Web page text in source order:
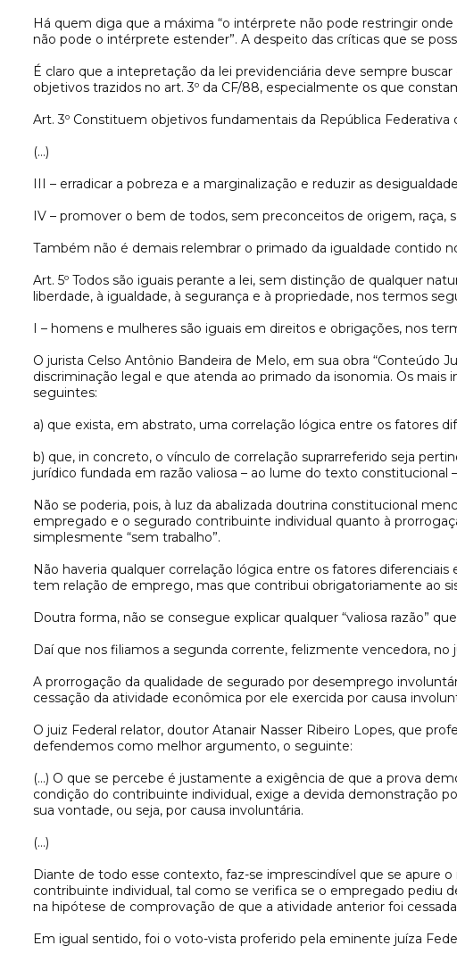
Há quem diga que a máxima “o intérprete não pode restringir
não pode o intérprete estender”. A despeito das críticas que se
É claro que a intepretação da lei previdenciária deve sempre
objetivos trazidos no art. 3º da CF/88, especialmente os que
Art. 3º Constituem objetivos fundamentais da República Federativa
(…)
III – erradicar a pobreza e a marginalização e reduzir as
IV – promover o bem de todos, sem preconceitos de origem, raça,
Também não é demais relembrar o primado da igualdade contido
Art. 5º Todos são iguais perante a lei, sem distinção de qualquer
liberdade, à igualdade, à segurança e à propriedade, nos termos
I – homens e mulheres são iguais em direitos e obrigações, nos
O jurista Celso Antônio Bandeira de Melo, em sua obra “Conteúdo
discriminação legal e que atenda ao primado da isonomia. Os
seguintes:
a) que exista, em abstrato, uma correlação lógica entre os fatores
b) que, in concreto, o vínculo de correlação suprarreferido seja
jurídico fundada em razão valiosa – ao lume do texto constitucional
Não se poderia, pois, à luz da abalizada doutrina constitucional
empregado e o segurado contribuinte individual quanto à
simplesmente “sem trabalho”.
Não haveria qualquer correlação lógica entre os fatores
tem relação de emprego, mas que contribui obrigatoriamente ao
Doutra forma, não se consegue explicar qualquer “valiosa razão”
Daí que nos filiamos a segunda corrente, felizmente vencedora,
A prorrogação da qualidade de segurado por desemprego
cessação da atividade econômica por ele exercida por causa
O juiz Federal relator, doutor Atanair Nasser Ribeiro Lopes, que
defendemos como melhor argumento, o seguinte:
(…) O que se percebe é justamente a exigência de que a prova
condição do contribuinte individual, exige a devida demonstração
sua vontade, ou seja, por causa involuntária.
(…)
Diante de todo esse contexto, faz-se imprescindível que se apure
contribuinte individual, tal como se verifica se o empregado pediu
na hipótese de comprovação de que a atividade anterior foi
Em igual sentido, foi o voto-vista proferido pela eminente juíza